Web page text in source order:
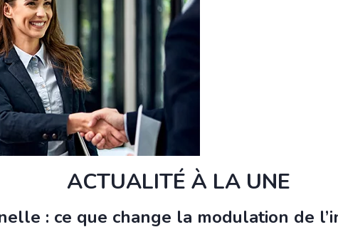
ACTUALITÉ À LA UNE
: ce que change la modulation de